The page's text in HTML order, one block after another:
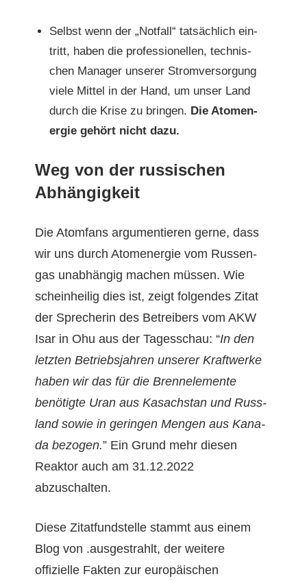
Selb­st wenn der „Not­fall“ tat­säch­lich ein­
tritt, haben die pro­fes­sionellen, tech­nis­
chen Man­ag­er unser­er Stromver­sorgung
viele Mit­tel in der Hand, um unser Land
durch die Krise zu brin­gen. Die Atom­en­
ergie gehört nicht dazu.
Weg von der russischen
Abhängigkeit
Die Atom­fans argu­men­tieren gerne, dass
wir uns durch Atom­en­ergie vom Rus­sen­
gas unab­hängig machen müssen. Wie
schein­heilig dies ist, zeigt fol­gen­des Zitat
der Sprecherin des Betreibers vom AKW
Isar in Ohu aus der Tagess­chau: “In den
let­zten Betrieb­s­jahren unser­er Kraftwerke
haben wir das für die Bren­nele­mente
benötigte Uran aus Kasach­stan und Rus­s­
land sowie in gerin­gen Men­gen aus Kana­
da bezo­gen.” Ein Grund mehr diesen
Reak­tor auch am 31.12.2022
abzuschalten.
Diese Zitat­fund­stelle stammt aus einem
Blog von .aus­ges­trahlt, der weit­ere
offizielle Fak­ten zur europäis­chen